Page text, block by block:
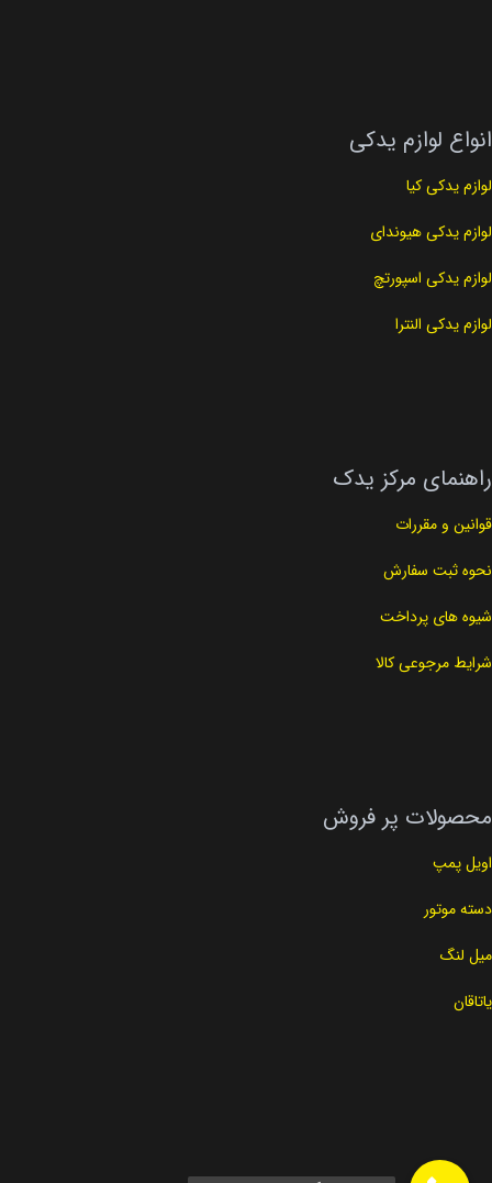
انواع لوازم یدکی
لوازم یدکی کیا
لوازم یدکی هیوندای
لوازم یدکی اسپورتچ
لوازم یدکی النترا
راهنمای مرکز یدک
قوانین و مقررات
نحوه ثبت سفارش
شیوه های پرداخت
شرایط مرجوعی کالا
محصولات پر فروش
اویل پمپ
دسته موتور
میل لنگ
یاتاقان